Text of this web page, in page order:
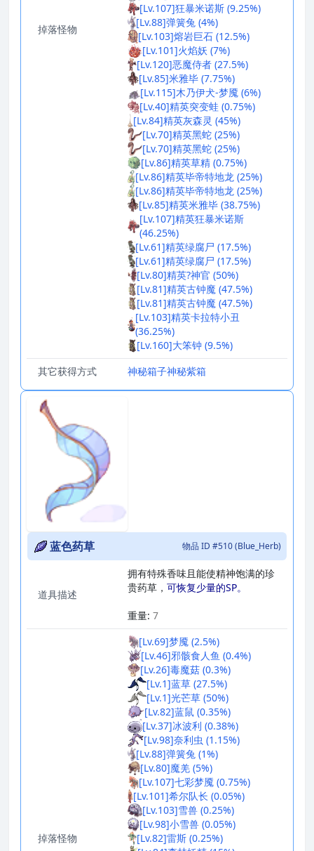
掉落怪物
[Lv.107]狂暴米诺斯 (9.25%)
[Lv.88]弹簧兔 (4%)
[Lv.103]熔岩巨石 (12.5%)
[Lv.101]火焰妖 (7%)
[Lv.120]恶魔侍者 (27.5%)
[Lv.85]米雅毕 (7.75%)
[Lv.115]木乃伊犬-梦魇 (6%)
[Lv.40]精英突变蛙 (0.75%)
[Lv.84]精英灰森灵 (45%)
[Lv.70]精英黑蛇 (25%)
[Lv.70]精英黑蛇 (25%)
[Lv.86]精英草精 (0.75%)
[Lv.86]精英毕帝特地龙 (25%)
[Lv.86]精英毕帝特地龙 (25%)
[Lv.85]精英米雅毕 (38.75%)
[Lv.107]精英狂暴米诺斯
(46.25%)
[Lv.61]精英绿腐尸 (17.5%)
[Lv.61]精英绿腐尸 (17.5%)
[Lv.80]精英?神官 (50%)
[Lv.81]精英古钟魔 (47.5%)
[Lv.81]精英古钟魔 (47.5%)
[Lv.103]精英卡拉特小丑
(36.25%)
[Lv.160]大笨钟 (9.5%)
其它获得方式
神秘箱子神秘紫箱
蓝色药草 物品 ID #510 (Blue_Herb)
道具描述
拥有特殊香味且能使精神饱满的珍
贵药草， 可恢复少量的SP。
重量: 7
掉落怪物
[Lv.69]梦魇 (2.5%)
[Lv.46]邪骸食人鱼 (0.4%)
[Lv.26]毒魔菇 (0.3%)
[Lv.1]蓝草 (27.5%)
[Lv.1]光芒草 (50%)
[Lv.82]蓝鼠 (0.35%)
[Lv.37]冰波利 (0.38%)
[Lv.98]奈利虫 (1.15%)
[Lv.88]弹簧兔 (1%)
[Lv.80]魔羌 (5%)
[Lv.107]七彩梦魇 (0.75%)
[Lv.101]希尔队长 (0.05%)
[Lv.103]雪兽 (0.25%)
[Lv.98]小雪兽 (0.05%)
[Lv.82]雷斯 (0.25%)